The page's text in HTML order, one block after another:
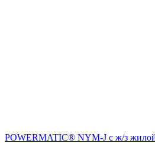
POWERMATIC® NYM-J с ж/з жилой